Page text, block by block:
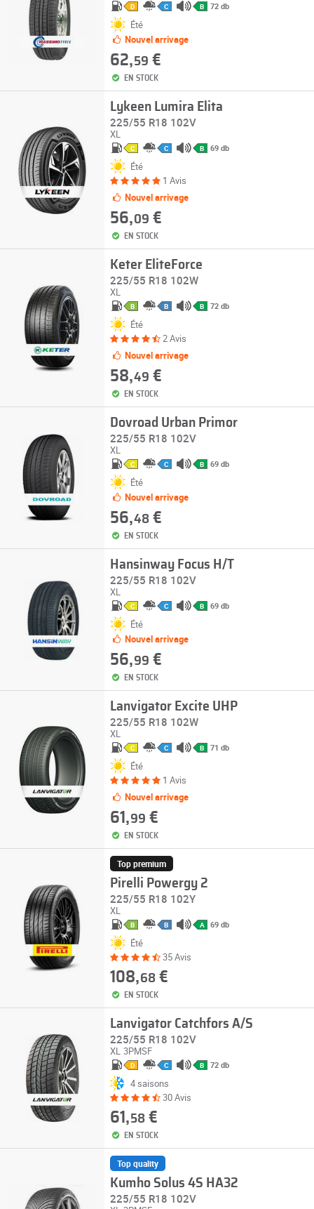
D C B 72 db
Été
Nouvel arrivage
62,59 €
EN STOCK
Lykeen Lumira Elita
225/55 R18 102V
XL
C C B 69 db
Été
1 Avis
Nouvel arrivage
56,09 €
EN STOCK
Keter EliteForce
225/55 R18 102W
XL
B B B 72 db
Été
2 Avis
Nouvel arrivage
58,49 €
EN STOCK
Dovroad Urban Primor
225/55 R18 102V
XL
C C B 69 db
Été
Nouvel arrivage
56,48€
EN STOCK
Hansinway Focus H/T
225/55 R18 102V
XL
C C B 69 db
Été
Nouvel arrivage
56,99 €
EN STOCK
Lanvigator Excite UHP
225/55 R18 102W
XL
C C B 71 db
Été
1 Avis
Nouvel arrivage
61,99 €
EN STOCK
Top premium
Pirelli Powergy 2
225/55 R18 102Y
XL
B B A 69 db
Été
35 Avis
108,68€
EN STOCK
Lanvigator Catchfors A/S
225/55 R18 102V
XL 3PMSF
D C B 72 db
4 saisons
30 Avis
61,58€
EN STOCK
Top quality
Kumho Solus 4S HA32
225/55 R18 102V